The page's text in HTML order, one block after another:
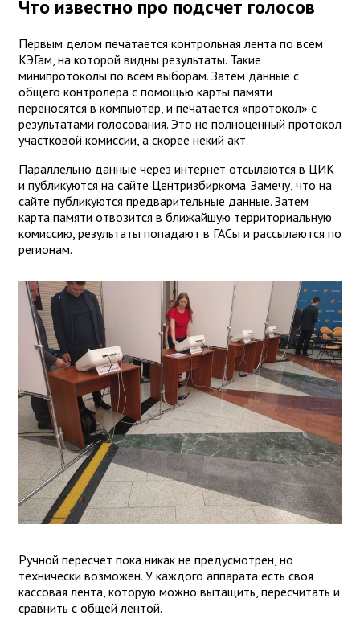
Что известно про подсчет голосов
Первым делом печатается контрольная лента по всем
КЭГам, на которой видны результаты. Такие
минипротоколы по всем выборам. Затем данные с
общего контролера с помощью карты памяти
переносятся в компьютер, и печатается «протокол» с
результатами голосования. Это не полноценный протокол
участковой комиссии, а скорее некий акт.
Параллельно данные через интернет отсылаются в ЦИК
и публикуются на сайте Центризбиркома. Замечу, что на
сайте публикуются предварительные данные. Затем
карта памяти отвозится в ближайшую территориальную
комиссию, результаты попадают в ГАСы и рассылаются по
регионам.
Ручной пересчет пока никак не предусмотрен, но
технически возможен. У каждого аппарата есть своя
кассовая лента, которую можно вытащить, пересчитать и
сравнить с общей лентой.